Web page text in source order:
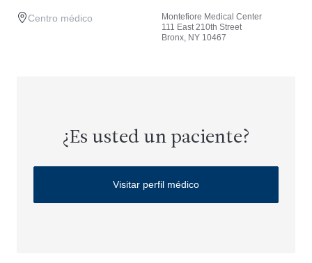
Centro médico
Montefiore Medical Center
111 East 210th Street
Bronx, NY 10467
¿Es usted un paciente?
Visitar perfil médico